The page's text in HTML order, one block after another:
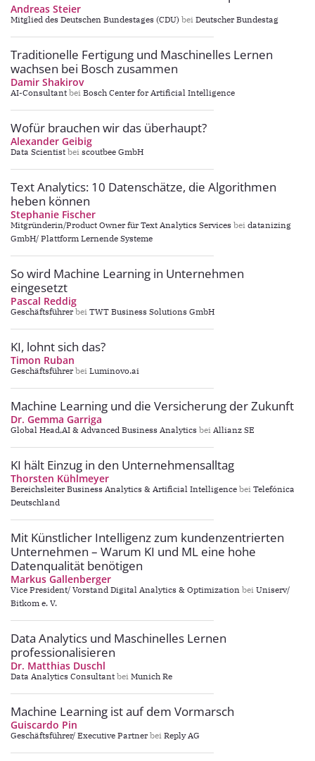
Andreas Steier
Mitglied des Deutschen Bundestages (CDU) bei Deutscher Bundestag
Traditionelle Fertigung und Maschinelles Lernen
wachsen bei Bosch zusammen
Damir Shakirov
AI-Consultant bei Bosch Center for Artificial Intelligence
Wofür brauchen wir das überhaupt?
Alexander Geibig
Data Scientist bei scoutbee GmbH
Text Analytics: 10 Datenschätze, die Algorithmen
heben können
Stephanie Fischer
Mitgründerin/Product Owner für Text Analytics Services bei datanizing
GmbH/ Plattform Lernende Systeme
So wird Machine Learning in Unternehmen
eingesetzt
Pascal Reddig
Geschäftsführer bei TWT Business Solutions GmbH
KI, lohnt sich das?
Timon Ruban
Geschäftsführer bei Luminovo.ai
Machine Learning und die Versicherung der Zukunft
Dr. Gemma Garriga
Global Head,AI & Advanced Business Analytics bei Allianz SE
KI hält Einzug in den Unternehmensalltag
Thorsten Kühlmeyer
Bereichsleiter Business Analytics & Artificial Intelligence bei Telefónica
Deutschland
Mit Künstlicher Intelligenz zum kundenzentrierten
Unternehmen – Warum KI und ML eine hohe
Datenqualität benötigen
Markus Gallenberger
Vice President/ Vorstand Digital Analytics & Optimization bei Uniserv/
Bitkom e. V.
Data Analytics und Maschinelles Lernen
professionalisieren
Dr. Matthias Duschl
Data Analytics Consultant bei Munich Re
Machine Learning ist auf dem Vormarsch
Guiscardo Pin
Geschäftsführer/ Executive Partner bei Reply AG